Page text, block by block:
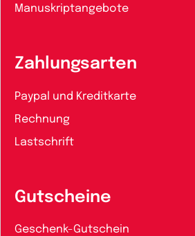
Manuskriptangebote
Zahlungsarten
Paypal und Kreditkarte
Rechnung
Lastschrift
Gutscheine
Geschenk-Gutschein